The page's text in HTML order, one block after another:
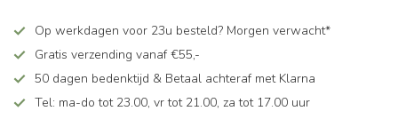
Op werkdagen voor 23u besteld? Morgen verwacht*
Gratis verzending vanaf €55,-
50 dagen bedenktijd & Betaal achteraf met Klarna
Tel: ma-do tot 23.00, vr tot 21.00, za tot 17.00 uur